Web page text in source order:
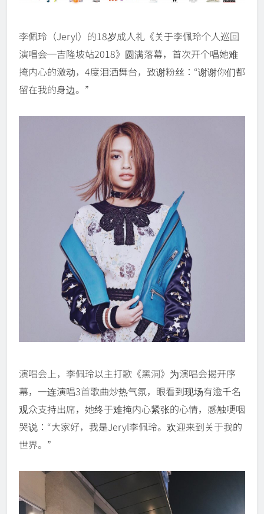
李佩玲（Jeryl）的18岁成人礼《关于李佩玲个人巡回
演唱会─吉隆坡站2018》圆满落幕，首次开个唱她难
掩内心的激动，4度泪洒舞台，致谢粉丝：“谢谢你们都
留在我的身边。”
演唱会上，李佩玲以主打歌《黑洞》为演唱会揭开序
幕，一连演唱3首歌曲炒热气氛，眼看到现场有逾千名
观众支持出席，她终于难掩内心紧张的心情，感触哽咽
哭说：“大家好，我是Jeryl李佩玲。欢迎来到关于我的
世界。”